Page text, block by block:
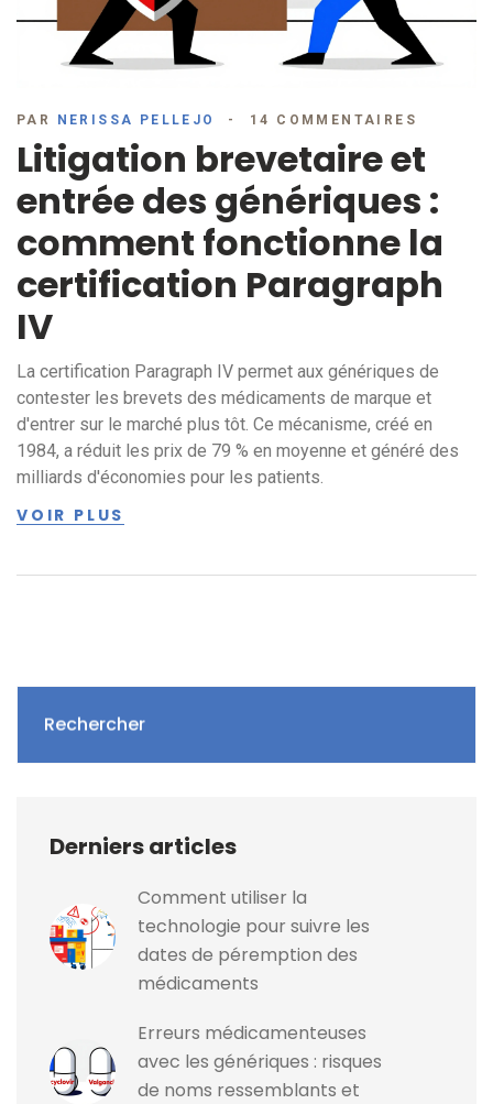
PAR NERISSA PELLEJO 14 COMMENTAIRES
Litigation brevetaire et
entrée des génériques :
comment fonctionne la
certification Paragraph
IV
La certification Paragraph IV permet aux génériques de
contester les brevets des médicaments de marque et
d'entrer sur le marché plus tôt. Ce mécanisme, créé en
1984, a réduit les prix de 79 % en moyenne et généré des
milliards d'économies pour les patients.
VOIR PLUS
Rechercher
Derniers articles
Comment utiliser la
technologie pour suivre les
dates de péremption des
médicaments
Erreurs médicamenteuses
avec les génériques : risques
de noms ressemblants et